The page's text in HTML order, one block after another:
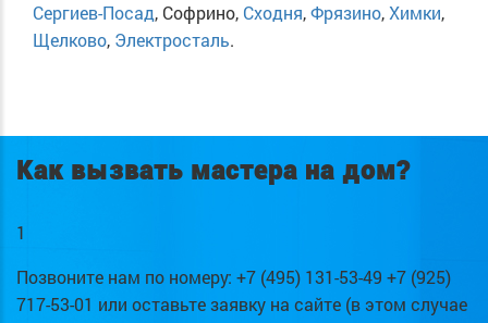
Сергиев-Посад, Софрино, Сходня,Фрязино,Химки,
Щелково, Электросталь.
Как вызвать мастера на дом?
1
Позвоните нам по номеру: +7 (495) 131-53-49 +7 (925)
717-53-01 или оставьте заявку на сайте (в этом случае